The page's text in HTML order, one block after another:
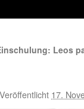
Leos
Veröffentlicht 17.